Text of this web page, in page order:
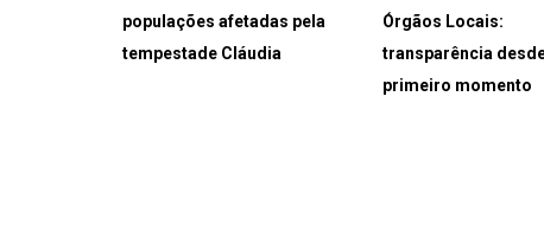
populações afetadas pela
tempestade Cláudia
Órgãos Locais:
transparência
primeiro momento